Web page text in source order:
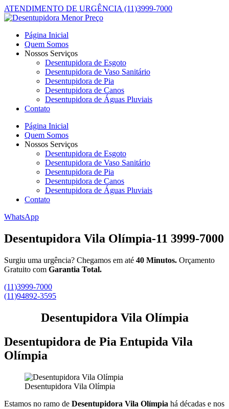
ATENDIMENTO DE URGÊNCIA (11)3999-7000
Página Inicial
Quem Somos
Nossos Serviços
Desentupidora de Esgoto
Desentupidora de Vaso Sanitário
Desentupidora de Pia
Desentupidora de Canos
Desentupidora de Águas Pluviais
Contato
Página Inicial
Quem Somos
Nossos Serviços
Desentupidora de Esgoto
Desentupidora de Vaso Sanitário
Desentupidora de Pia
Desentupidora de Canos
Desentupidora de Águas Pluviais
Contato
WhatsApp
Desentupidora Vila Olímpia-11 3999-7000
Surgiu uma urgência? Chegamos em até 40 Minutos. Orçamento
Gratuito com Garantia Total.
(11)3999-7000
(11)94892-3595
Desentupidora Vila Olímpia
Desentupidora de Pia Entupida Vila
Olímpia
Desentupidora Vila Olímpia
Estamos no ramo de Desentupidora Vila Olímpia há décadas e nos